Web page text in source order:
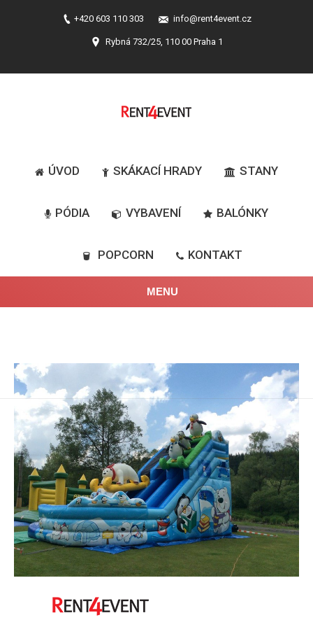
+420 603 110 303 info@rent4event.cz
Rybná 732/25, 110 00 Praha 1
ÚVOD SKÁKACÍ HRADY STANY
PÓDIA VYBAVENÍ BALÓNKY
POPCORN KONTAKT
MENU